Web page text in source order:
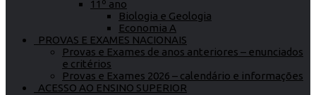
11º ano
Biologia e Geologia
Economia A
PROVAS E EXAMES NACIONAIS
Provas e Exames de anos anteriores – enunciados
e critérios
Provas e Exames 2026 – calendário e informações
ACESSO AO ENSINO SUPERIOR